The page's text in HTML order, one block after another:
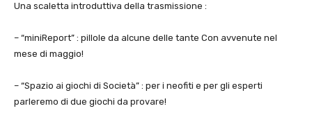
Una scaletta introduttiva della trasmissione :
– “miniReport” : pillole da alcune delle tante Con avvenute nel
mese di maggio!
– “Spazio ai giochi di Società” : per i neofiti e per gli esperti
parleremo di due giochi da provare!